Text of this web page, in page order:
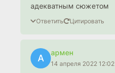
адекватным сюжетом
Ответить Цитировать
А
армен
14 апреля 2022 12:02